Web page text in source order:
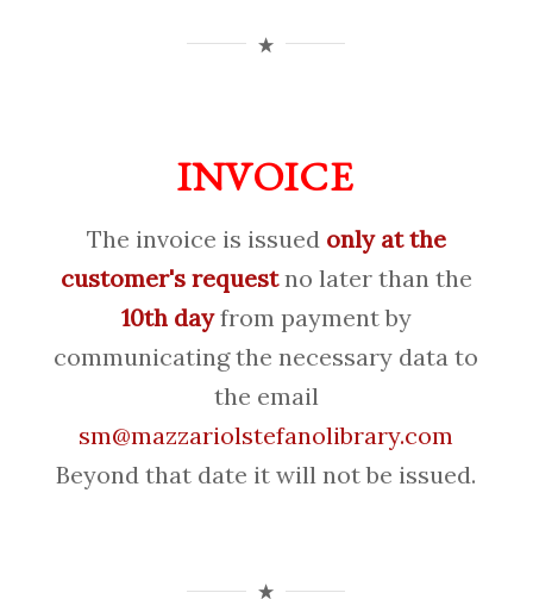
INVOICE
The invoice is issued only at the
customer's requestno later than the
10th dayfrom payment by
communicating the necessary data to
the email
sm@mazzariolstefanolibrary.com
Beyond that date it will not be issued.